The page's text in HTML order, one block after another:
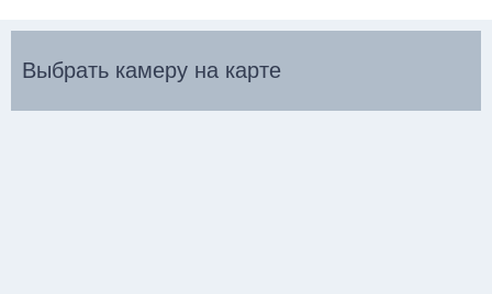
Выбрать камеру на карте